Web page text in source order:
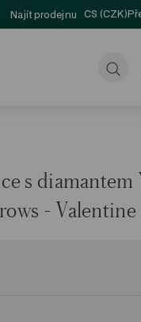
Najít prodejnu CS (CZK)
Odeslat
s diamantem
- Valentine